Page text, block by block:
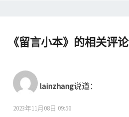
《留言小本》的相关评论
lainzhang说道：
2023年11月08日 09:56